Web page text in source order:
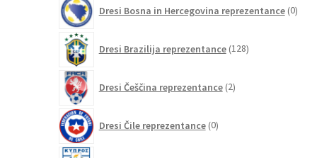
Dresi Bosna in Hercegovina reprezentance 0
Dresi Brazilija reprezentance 128izdelkov
Dresi Češčina reprezentance 2izdelka
Dresi Čile reprezentance 0izdelkov